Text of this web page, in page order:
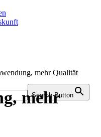
Search Button
mehr Qualität
mehr